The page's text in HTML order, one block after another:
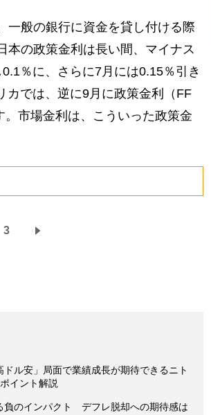
般の銀行に資金を貸し付ける際
本の政策金利は長い間、マイナス
％に、さらに7月には0.15％引き
カでは、逆に9月に政策金利（FF
市場金利は、こういった政策金
3
ル安」局面で業績成長が期待できるニト
イント解説
負のインパクト デフレ脱却への期待感は